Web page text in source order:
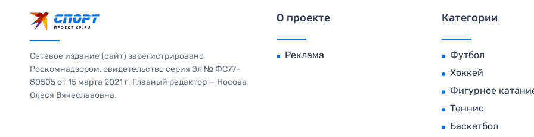
Сетевое издание (сайт) зарегистрировано
Роскомнадзором, свидетельство серия Эл № ФС77-
80505 от 15 марта 2021 г. Главный редактор — Носова
Олеся Вячеславовна.
О проекте
Реклама
Категории
Футбол
Хоккей
Фигурное
Теннис
Баскетбол